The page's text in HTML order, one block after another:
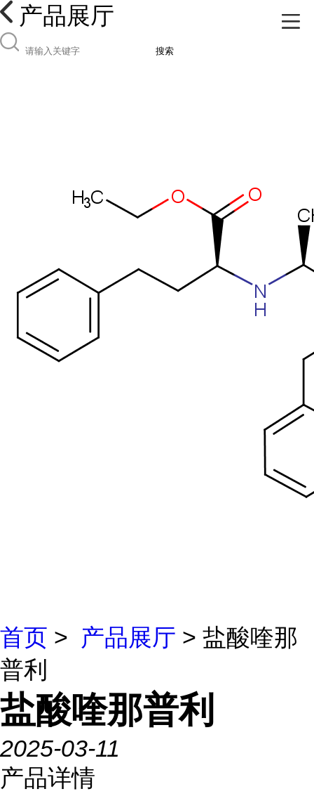
产品展厅
搜索
首页 > 产品展厅 > 盐酸喹那
普利
盐酸喹那普利
2025-03-11
产品详情